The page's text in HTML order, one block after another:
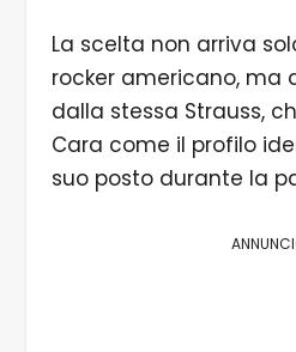
La scelta non arriva
rocker americano, ma
dalla stessa Strauss,
Cara come il profilo
suo posto durante la